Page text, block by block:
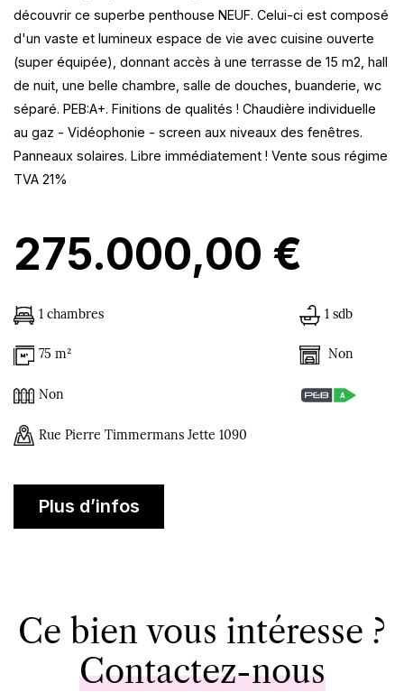
découvrir ce superbe penthouse NEUF. Celui-ci est composé
d'un vaste et lumineux espace de vie avec cuisine ouverte
(super équipée), donnant accès à une terrasse de 15 m2, hall
de nuit, une belle chambre, salle de douches, buanderie, wc
séparé. PEB:A+. Finitions de qualités ! Chaudière individuelle
au gaz - Vidéophonie - screen aux niveaux des fenêtres.
Panneaux solaires. Libre immédiatement ! Vente sous régime
TVA 21%
275.000,00 €
1 chambres 1 sdb
75 m² Non
Non
Rue Pierre Timmermans Jette 1090
Plus d’infos
Ce bien vous intéresse ?
Contactez-nous